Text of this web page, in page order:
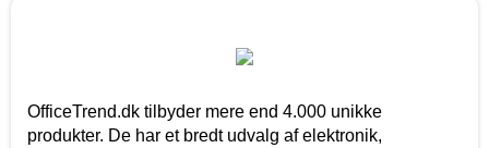
OfficeTrend.dk tilbyder mere end 4.000 unikke
produkter. De har et bredt udvalg af elektronik,